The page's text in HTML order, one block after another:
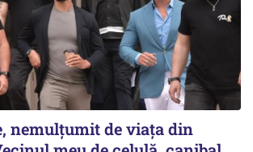
nemulțumit de viața din